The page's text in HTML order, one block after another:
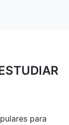
para